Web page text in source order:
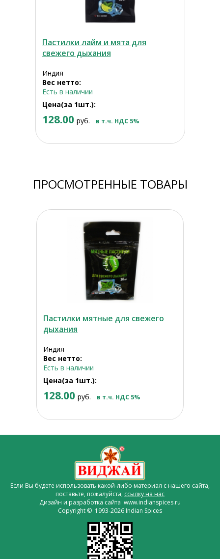
Пастилки лайм и мята для
свежего дыхания
Индия
Вес нетто:
Есть в наличии
Цена(за 1шт.):
128.00 руб. в т.ч. НДС 5%
ПРОСМОТРЕННЫЕ ТОВАРЫ
Пастилки мятные для свежего
дыхания
Индия
Вес нетто:
Есть в наличии
Цена(за 1шт.):
128.00 руб. в т.ч. НДС 5%
Если Вы будете использовать какой-либо материал с нашего сайта,
поставьте, пожалуйста, ссылку на нас
Дизайн и разработка сайта www.indianspices.ru
Copyright © 1993-2026 Indian Spices